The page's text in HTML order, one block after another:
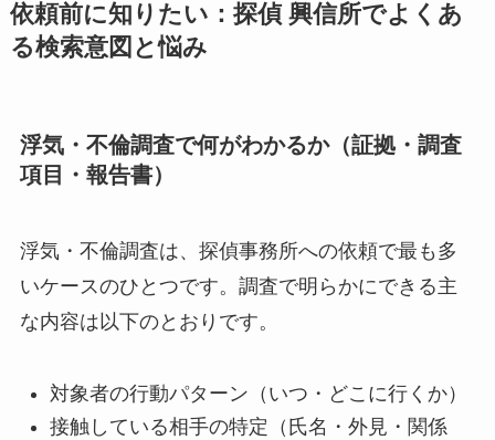
依頼前に知りたい：探偵 興信所でよくあ
る検索意図と悩み
浮気・不倫調査で何がわかるか（証拠・調査
項目・報告書）
浮気・不倫調査は、探偵事務所への依頼で最も多
いケースのひとつです。調査で明らかにできる主
な内容は以下のとおりです。
対象者の行動パターン（いつ・どこに行くか）
接触している相手の特定（氏名・外見・関係